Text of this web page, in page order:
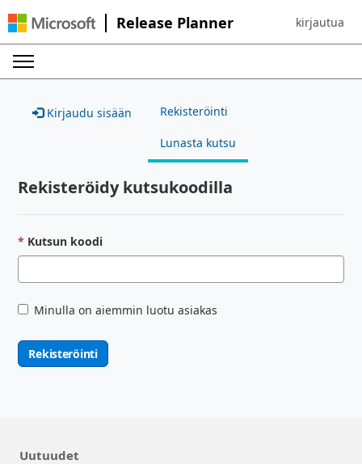
Release Planner Sign in to
kirjautua
Kirjaudu sisään Rekisteröinti
Lunasta kutsu
Rekisteröidy kutsukoodilla
Kutsun koodi
Minulla on aiemmin luotu asiakas
Rekisteröinti
Uutuudet